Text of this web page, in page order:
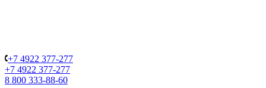
+7 4922 377-277
+7 4922 377-277
8 800 333-88-60